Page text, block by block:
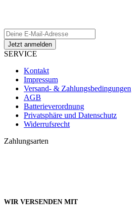
SERVICE
Kontakt
Impressum
Versand- & Zahlungsbedingungen
AGB
Batterieverordnung
Privatsphäre und Datenschutz
Widerrufsrecht
Zahlungsarten
WIR VERSENDEN MIT